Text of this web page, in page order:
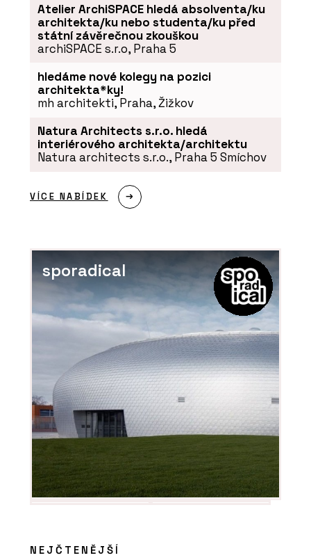
Atelier ArchiSPACE hledá absolventa/ku
architekta/ku nebo studenta/ku před
státní závěrečnou zkouškou
archiSPACE s.r.o, Praha 5
hledáme nové kolegy na pozici
architekta*ky!
mh architekti, Praha, Žižkov
Natura Architects s.r.o. hledá
interiérového architekta/architektu
Natura architects s.r.o., Praha 5 Smíchov
VÍCE NABÍDEK
sporadical
NEJČTENĚJŠÍ